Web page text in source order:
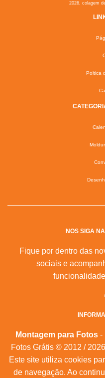
2026, colagem
Poltica
NOS SIGA
Fique por dentro das
sociais e
Montagem para Fotos -
Fotos Grátis © 2012 /
Este site utiliza cookies
de navegação. Ao